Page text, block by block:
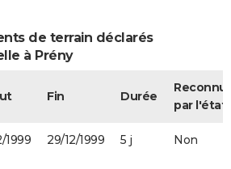
de terrain déclarés
à Prény
Fin Durée
par l'état
1999 29/12/1999 5 j Non